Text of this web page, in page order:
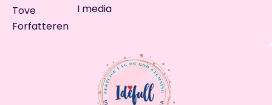
Tove
Forfatteren
I media